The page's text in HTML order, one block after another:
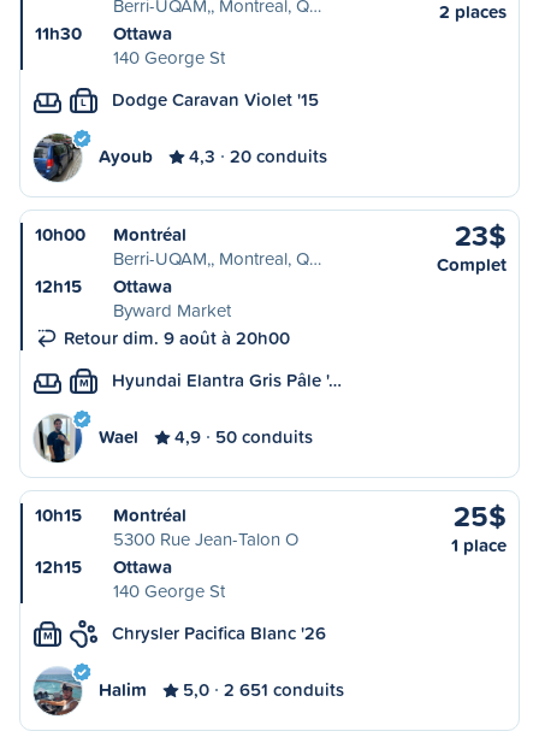
Berri-UQAM,, Montreal, Q…
11h30
Ottawa
140 George St
2 places
L Dodge Caravan Violet '15
Ayoub 4,3 20 conduits
10h00
Montréal
Berri-UQAM,, Montreal, Q…
12h15
Ottawa
Byward Market
Retour dim. 9 août à 20h00
23$
Complet
M Hyundai Elantra Gris Pâle '…
Wael 4,9 50 conduits
10h15
Montréal
5300 Rue Jean-Talon O
12h15
Ottawa
140 George St
25$
1 place
M Chrysler Pacifica Blanc '26
Halim 5,0 2 651 conduits